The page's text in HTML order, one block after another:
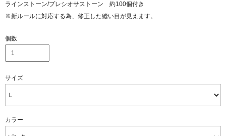
ラインストーン/プレシオサストーン 約100個付き
※新ルールに対応する為、修正した縫い目が見えます。
個数
サイズ
カラー